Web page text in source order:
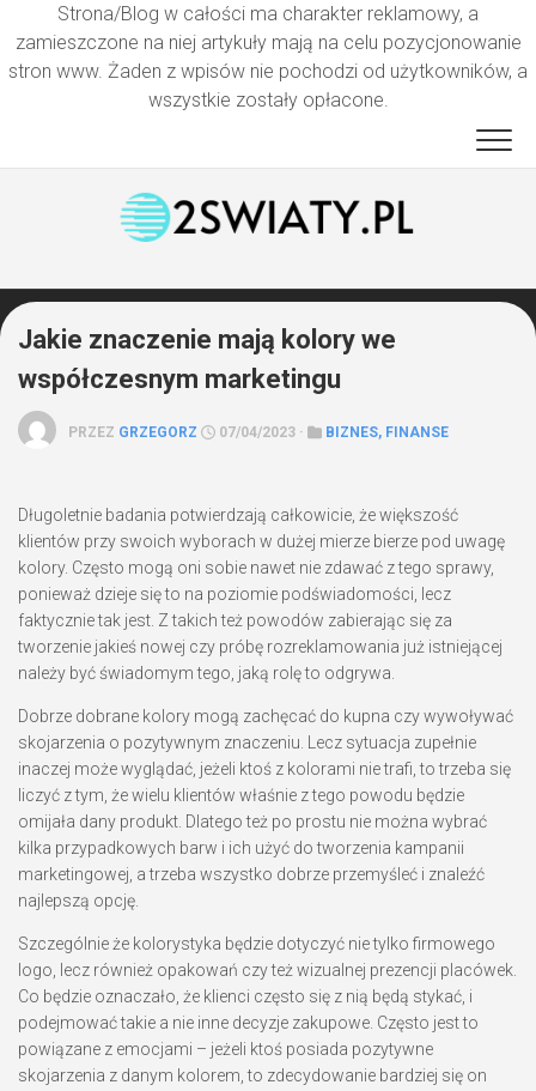
Strona/Blog w całości ma charakter reklamowy, a
zamieszczone na niej artykuły mają na celu pozycjonowanie
stron www. Żaden z wpisów nie pochodzi od użytkowników, a
wszystkie zostały opłacone.
Jakie znaczenie mają kolory we
współczesnym marketingu
PRZEZ GRZEGORZ 07/04/2023 · BIZNES, FINANSE
Długoletnie badania potwierdzają całkowicie, że większość
klientów przy swoich wyborach w dużej mierze bierze pod uwagę
kolory. Często mogą oni sobie nawet nie zdawać z tego sprawy,
ponieważ dzieje się to na poziomie podświadomości, lecz
faktycznie tak jest. Z takich też powodów zabierając się za
tworzenie jakieś nowej czy próbę rozreklamowania już istniejącej
należy być świadomym tego, jaką rolę to odgrywa.
Dobrze dobrane kolory mogą zachęcać do kupna czy wywoływać
skojarzenia o pozytywnym znaczeniu. Lecz sytuacja zupełnie
inaczej może wyglądać, jeżeli ktoś z kolorami nie trafi, to trzeba się
liczyć z tym, że wielu klientów właśnie z tego powodu będzie
omijała dany produkt. Dlatego też po prostu nie można wybrać
kilka przypadkowych barw i ich użyć do tworzenia kampanii
marketingowej, a trzeba wszystko dobrze przemyśleć i znaleźć
najlepszą opcję.
Szczególnie że kolorystyka będzie dotyczyć nie tylko firmowego
logo, lecz również opakowań czy też wizualnej prezencji placówek.
Co będzie oznaczało, że klienci często się z nią będą stykać, i
podejmować takie a nie inne decyzje zakupowe. Często jest to
powiązane z emocjami – jeżeli ktoś posiada pozytywne
skojarzenia z danym kolorem, to zdecydowanie bardziej się on